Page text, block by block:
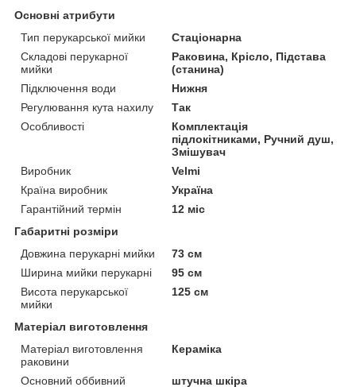
Основні атрибути
Тип перукарської мийки
Стаціонарна
Складові перукарної
мийки
Раковина, Крісло, Підстава
(станина)
Підключення води
Нижня
Регулювання кута нахилу
Так
Особливості
Комплектація
підлокітниками, Ручний душ,
Змішувач
Виробник
Velmi
Країна виробник
Україна
Гарантійний термін
12 міс
Габаритні розміри
Довжина перукарні мийки
73 см
Ширина мийки перукарні
95 см
Висота перукарської
мийки
125 см
Матеріал виготовлення
Матеріал виготовлення
раковини
Кераміка
Основний оббивний
штучна шкіра